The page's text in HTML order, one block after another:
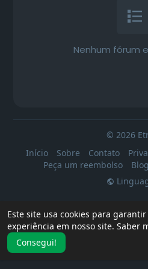
Este site usa cookies para
experiência em nosso site. Saber
Consegui!
Nenhum fórum
© 2026
Início
Sobre Contato
Peça um reembolso
Blog